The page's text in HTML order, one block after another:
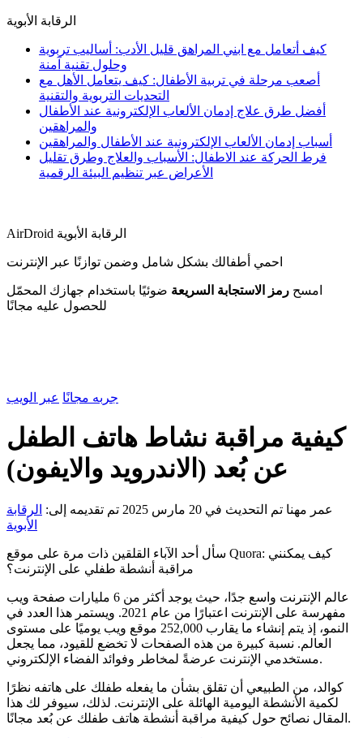
الرقابة الأبوية
كيف أتعامل مع ابني المراهق قليل الأدب: أساليب تربوية
وحلول تقنية آمنة
أصعب مرحلة في تربية الأطفال: كيف يتعامل الأهل مع
التحديات التربوية والتقنية
أفضل طرق علاج إدمان الألعاب الإلكترونية عند الأطفال
والمراهقين
أسباب إدمان الألعاب الإلكترونية عند الأطفال والمراهقين
فرط الحركة عند الاطفال: الأسباب والعلاج وطرق تقليل
الأعراض عبر تنظيم البيئة الرقمية
AirDroid الرقابة الأبوية
احمي أطفالك بشكل شامل وضمن توازنًا عبر الإنترنت
امسح رمز الاستجابة السريعة ضوئيًا باستخدام جهازك المحمّل
للحصول عليه مجانًا
جربه مجانًا عبر الويب
كيفية مراقبة نشاط هاتف الطفل
عن بُعد (الاندرويد والايفون)
عمر مهنا تم التحديث في 20 مارس 2025 تم تقديمه إلى: الرقابة
الأبوية
سأل أحد الآباء القلقين ذات مرة على موقع Quora: كيف يمكنني
مراقبة أنشطة طفلي على الإنترنت؟
عالم الإنترنت واسع جدًا، حيث يوجد أكثر من 6 مليارات صفحة ويب
مفهرسة على الإنترنت اعتبارًا من عام 2021. ويستمر هذا العدد في
النمو، إذ يتم إنشاء ما يقارب 252,000 موقع ويب يوميًا على مستوى
العالم. نسبة كبيرة من هذه الصفحات لا تخضع للقيود، مما يجعل
مستخدمي الإنترنت عرضةً لمخاطر وفوائد الفضاء الإلكتروني.
كوالد، من الطبيعي أن تقلق بشأن ما يفعله طفلك على هاتفه نظرًا
لكمية الأنشطة اليومية الهائلة على الإنترنت. لذلك، سيوفر لك هذا
المقال نصائح حول كيفية مراقبة أنشطة هاتف طفلك عن بُعد مجانًا.